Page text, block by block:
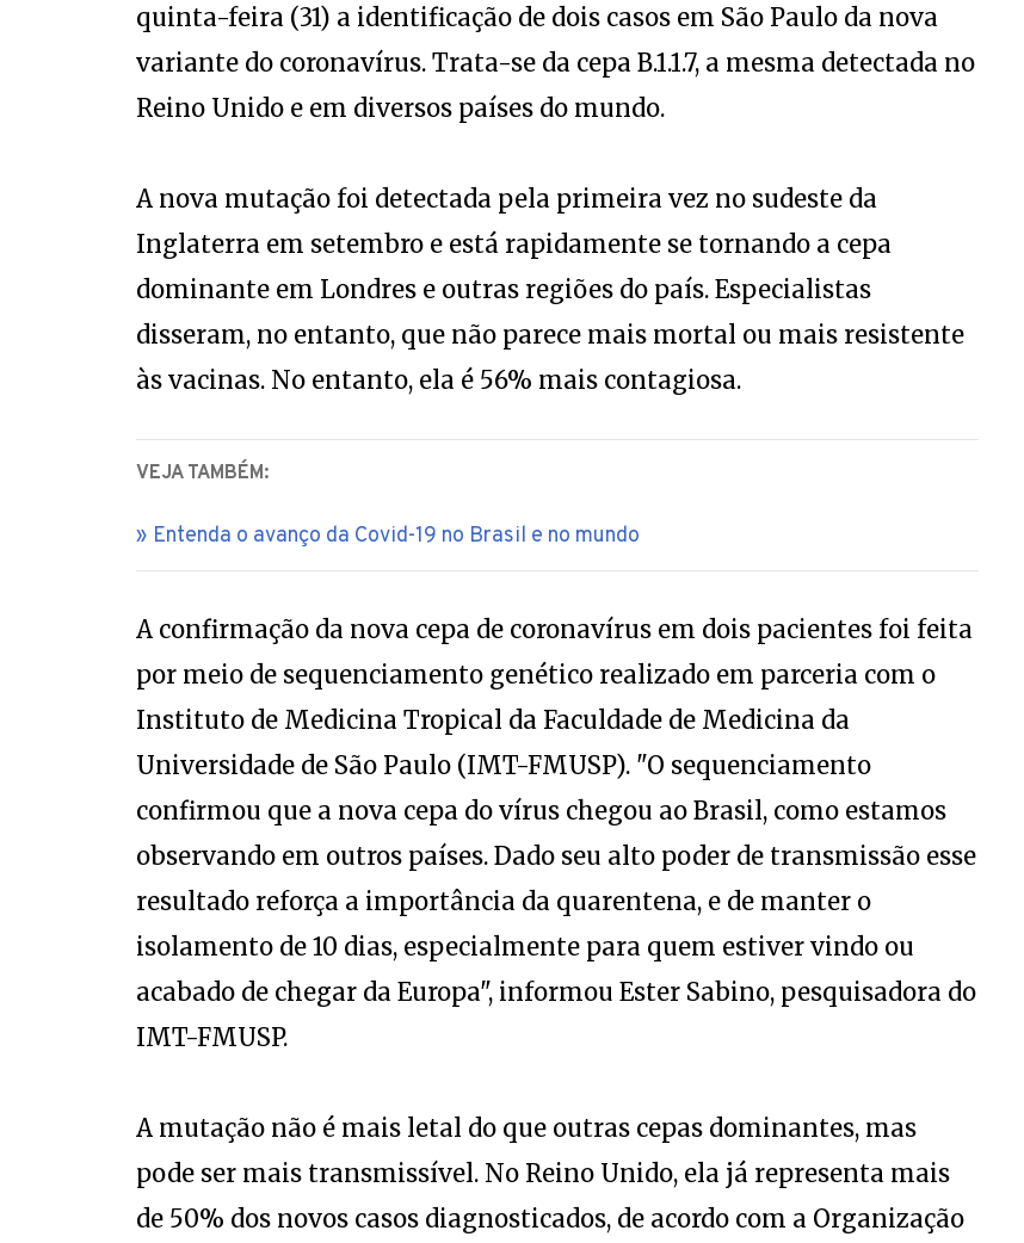
quinta-feira (31) a identificação de dois casos em São Paulo da nova
variante do coronavírus. Trata-se da cepa B.1.1.7, a mesma detectada no
Reino Unido e em diversos países do mundo.
A nova mutação foi detectada pela primeira vez no sudeste da
Inglaterra em setembro e está rapidamente se tornando a cepa
dominante em Londres e outras regiões do país. Especialistas
disseram, no entanto, que não parece mais mortal ou mais resistente
às vacinas. No entanto, ela é 56% mais contagiosa.
VEJA TAMBÉM:
Entenda o avanço da Covid-19 no Brasil e no mundo
A confirmação da nova cepa de coronavírus em dois pacientes foi feita
por meio de sequenciamento genético realizado em parceria com o
Instituto de Medicina Tropical da Faculdade de Medicina da
Universidade de São Paulo (IMT-FMUSP). "O sequenciamento
confirmou que a nova cepa do vírus chegou ao Brasil, como estamos
observando em outros países. Dado seu alto poder de transmissão esse
resultado reforça a importância da quarentena, e de manter o
isolamento de 10 dias, especialmente para quem estiver vindo ou
acabado de chegar da Europa", informou Ester Sabino, pesquisadora do
IMT-FMUSP.
A mutação não é mais letal do que outras cepas dominantes, mas
pode ser mais transmissível. No Reino Unido, ela já representa mais
de 50% dos novos casos diagnosticados, de acordo com a Organização